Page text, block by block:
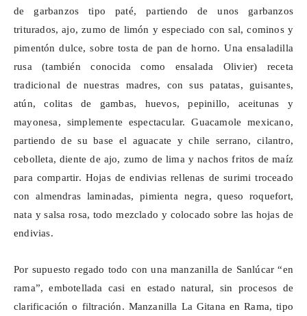
de garbanzos tipo paté, partiendo de unos garbanzos
triturados, ajo, zumo de limón y especiado con sal, cominos y
pimentón dulce, sobre tosta de pan de horno. Una ensaladilla
rusa (también conocida como ensalada Olivier) receta
tradicional de nuestras madres, con sus patatas, guisantes,
atún, colitas de gambas, huevos, pepinillo, aceitunas y
mayonesa, simplemente espectacular. Guacamole mexicano,
partiendo de su base el aguacate y chile serrano, cilantro,
cebolleta, diente de ajo, zumo de lima y nachos fritos de maíz
para compartir. Hojas de endivias rellenas de surimi troceado
con almendras laminadas, pimienta negra, queso roquefort,
nata y salsa rosa, todo mezclado y colocado sobre las hojas de
endivias.
Por supuesto regado todo con una manzanilla de Sanlúcar “en
rama”, embotellada casi en estado natural, sin procesos de
clarificación o filtración. Manzanilla La Gitana en Rama, tipo